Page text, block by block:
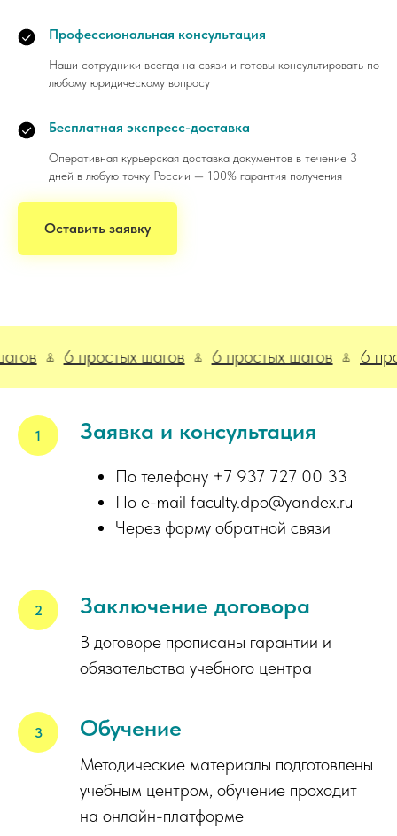
Профессиональная консультация
Наши сотрудники всегда на связи и готовы консультировать по
любому юридическому вопросу
Бесплатная экспресс-доставка
Оперативная курьерская доставка документов в течение 3
дней в любую точку России — 100% гарантия получения
Оставить заявку
6 простых шагов 6 простых шагов 6 простых
Заявка и консультация
По телефону +7 937 727 00 33
По e-mail faculty.dpo@yandex.ru
Через форму обратной связи
Заключение договора
В договоре прописаны гарантии и
обязательства учебного центра
Обучение
Методические материалы подготовлены
учебным центром, обучение проходит
на онлайн-платформе